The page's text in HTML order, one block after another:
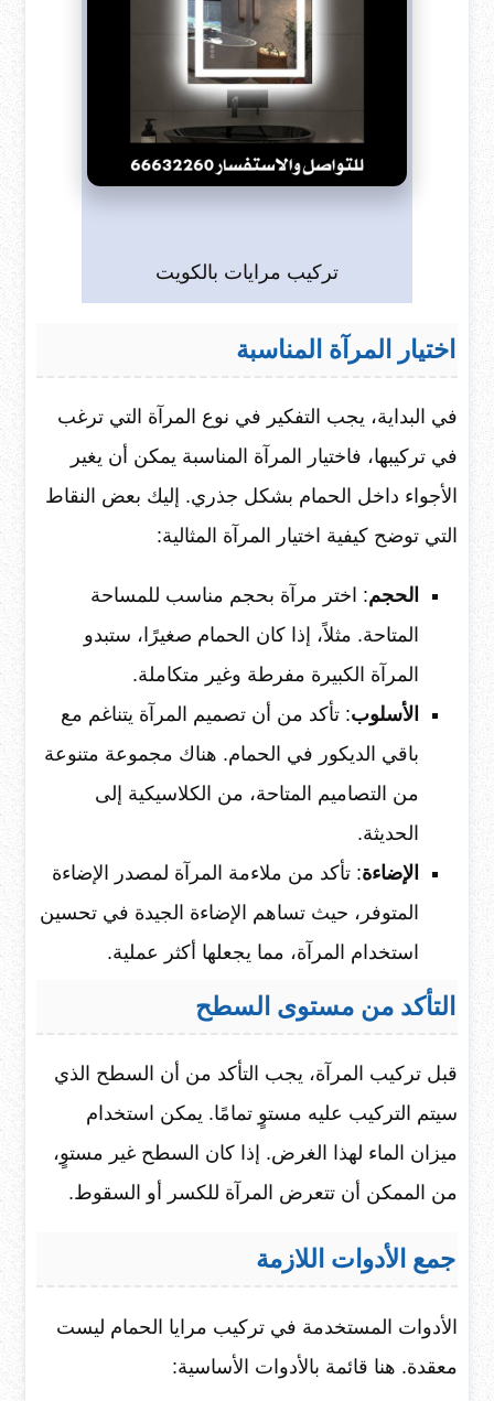
تركيب مرايات بالكويت
اختيار المرآة المناسبة
في البداية، يجب التفكير في نوع المرآة التي ترغب
في تركيبها، فاختيار المرآة المناسبة يمكن أن يغير
الأجواء داخل الحمام بشكل جذري. إليك بعض النقاط
التي توضح كيفية اختيار المرآة المثالية:
الحجم: اختر مرآة بحجم مناسب للمساحة
المتاحة. مثلاً، إذا كان الحمام صغيرًا، ستبدو
المرآة الكبيرة مفرطة وغير متكاملة.
الأسلوب: تأكد من أن تصميم المرآة يتناغم مع
باقي الديكور في الحمام. هناك مجموعة متنوعة
من التصاميم المتاحة، من الكلاسيكية إلى
الحديثة.
الإضاءة: تأكد من ملاءمة المرآة لمصدر الإضاءة
المتوفر، حيث تساهم الإضاءة الجيدة في تحسين
استخدام المرآة، مما يجعلها أكثر عملية.
التأكد من مستوى السطح
قبل تركيب المرآة، يجب التأكد من أن السطح الذي
سيتم التركيب عليه مستوٍ تمامًا. يمكن استخدام
ميزان الماء لهذا الغرض. إذا كان السطح غير مستوٍ،
من الممكن أن تتعرض المرآة للكسر أو السقوط.
جمع الأدوات اللازمة
الأدوات المستخدمة في تركيب مرايا الحمام ليست
معقدة. هنا قائمة بالأدوات الأساسية: